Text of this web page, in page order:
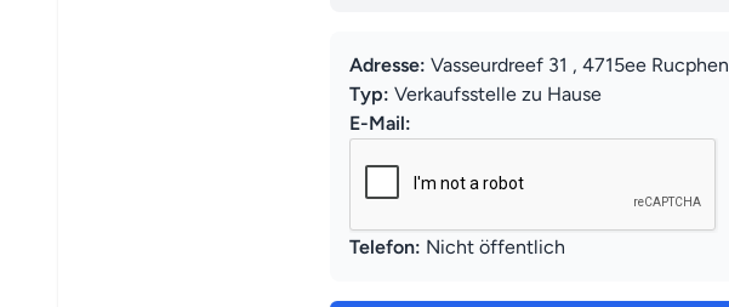
Adresse: Vasseurdreef 31 , 4715ee Rucphen
Typ: Verkaufsstelle zu Hause
E-Mail:
Telefon: Nicht öffentlich